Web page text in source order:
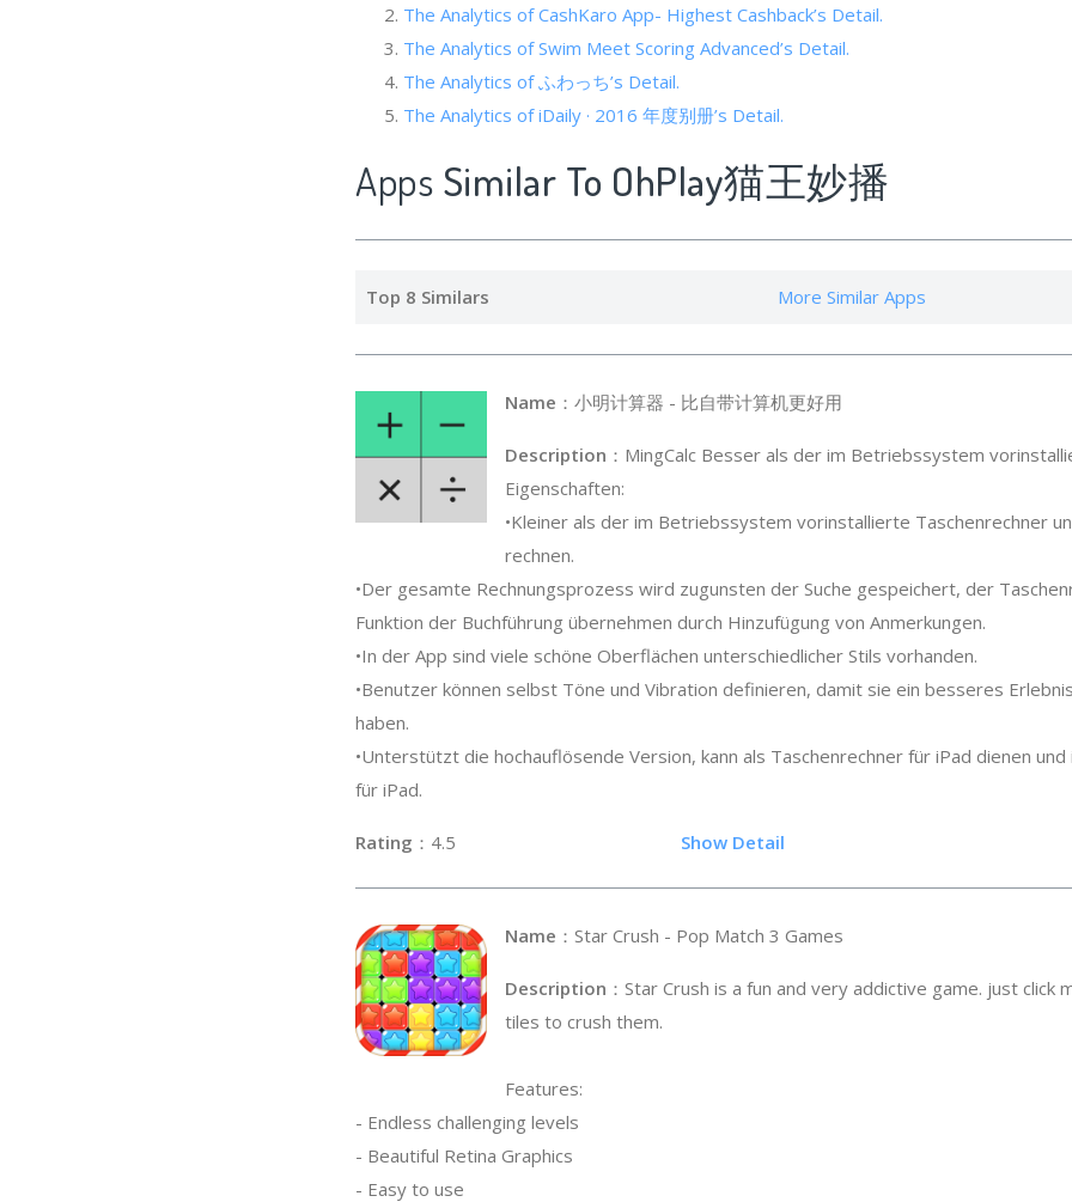
The Analytics of CashKaro App- Highest Cashback’s Detail.
The Analytics of Swim Meet Scoring Advanced’s Detail.
The Analytics of ふわっち’s Detail.
The Analytics of iDaily · 2016 年度别册’s Detail.
Apps Similar To OhPlay猫王妙播
Top 8 Similars More Similar Apps
Name ：小明计算器 - 比自带计算机更好用
Description ：MingCalc Besser als der im Betriebssystem
Eigenschaften:
•Kleiner als der im Betriebssystem vorinstallierte Taschenrechner
rechnen.
•Der gesamte Rechnungsprozess wird zugunsten der Suche gespeichert, der
Funktion der Buchführung übernehmen durch Hinzufügung von Anmerkungen.
•In der App sind viele schöne Oberflächen unterschiedlicher Stils vorhanden.
•Benutzer können selbst Töne und Vibration definieren, damit sie ein besseres
haben.
•Unterstützt die hochauflösende Version, kann als Taschenrechner für iPad dienen
für iPad.
Rating ：4.5 Show Detail
Name ：Star Crush - Pop Match 3 Games
Description ：Star Crush is a fun and very addictive game. just click
tiles to crush them.
Features:
- Endless challenging levels
- Beautiful Retina Graphics
- Easy to use